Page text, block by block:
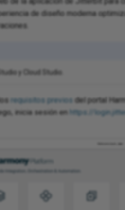
de diseño moderna
y Cloud Studio.
requisitos previos del portal
inicia sesión en https://